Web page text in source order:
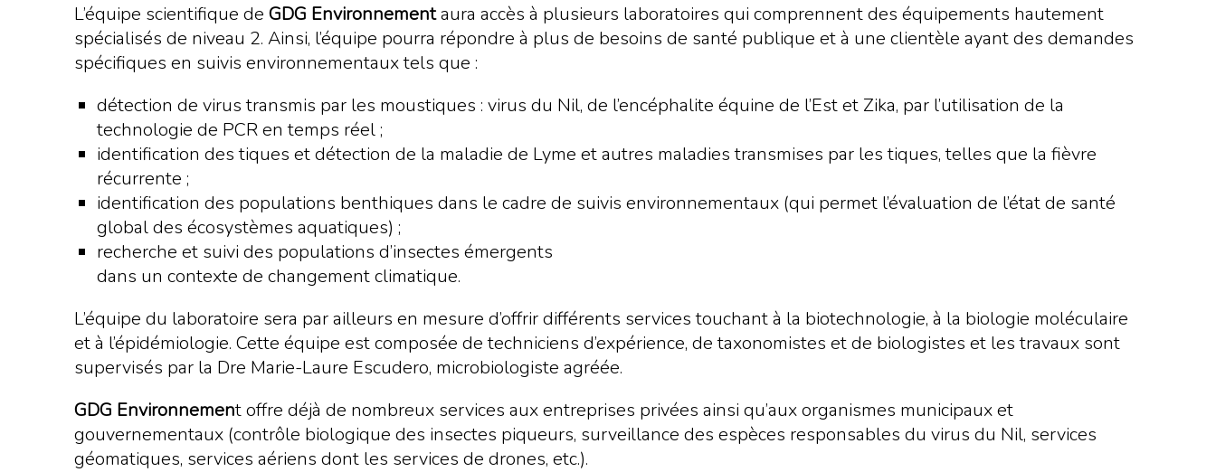
L’équipe scientifique de GDG Environnementaura accès à plusieurs laboratoires qui comprennent des équipements hautement
spécialisés de niveau 2. Ainsi, l’équipe pourra répondre à plus de besoins de santé publique et à une clientèle ayant des demandes
spécifiques en suivis environnementaux tels que :
détection de virus transmis par les moustiques : virus du Nil, de l’encéphalite équine de l’Est et Zika, par l’utilisation de la
technologie de PCR en temps réel ;
identification des tiques et détection de la maladie de Lyme et autres maladies transmises par les tiques, telles que la fièvre
récurrente ;
identification des populations benthiques dans le cadre de suivis environnementaux (qui permet l’évaluation de l’état de santé
global des écosystèmes aquatiques) ;
recherche et suivi des populations d’insectes émergents
dans un contexte de changement climatique.
L’équipe du laboratoire sera par ailleurs en mesure d’offrir différents services touchant à la biotechnologie, à la biologie moléculaire
et à l’épidémiologie. Cette équipe est composée de techniciens d’expérience, de taxonomistes et de biologistes et les travaux sont
supervisés par la Dre Marie-Laure Escudero, microbiologiste agréée.
GDG Environnement offre déjà de nombreux services aux entreprises privées ainsi qu’aux organismes municipaux et
gouvernementaux (contrôle biologique des insectes piqueurs, surveillance des espèces responsables du virus du Nil, services
géomatiques, services aériens dont les services de drones, etc.).